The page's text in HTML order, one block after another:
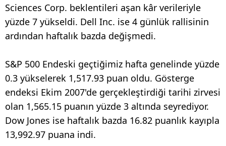
Sciences Corp. beklentileri aşan kâr verileriyle
yüzde 7 yükseldi. Dell Inc. ise 4 günlük rallisinin
ardından haftalık bazda değişmedi.
S&P 500 Endeski geçtiğimiz hafta genelinde yüzde
0.3 yükselerek 1,517.93 puan oldu. Gösterge
endeksi Ekim 2007'de gerçekleştirdiği tarihi zirvesi
olan 1,565.15 puanın yüzde 3 altında seyrediyor.
Dow Jones ise haftalık bazda 16.82 puanlık kayıpla
13,992.97 puana indi.